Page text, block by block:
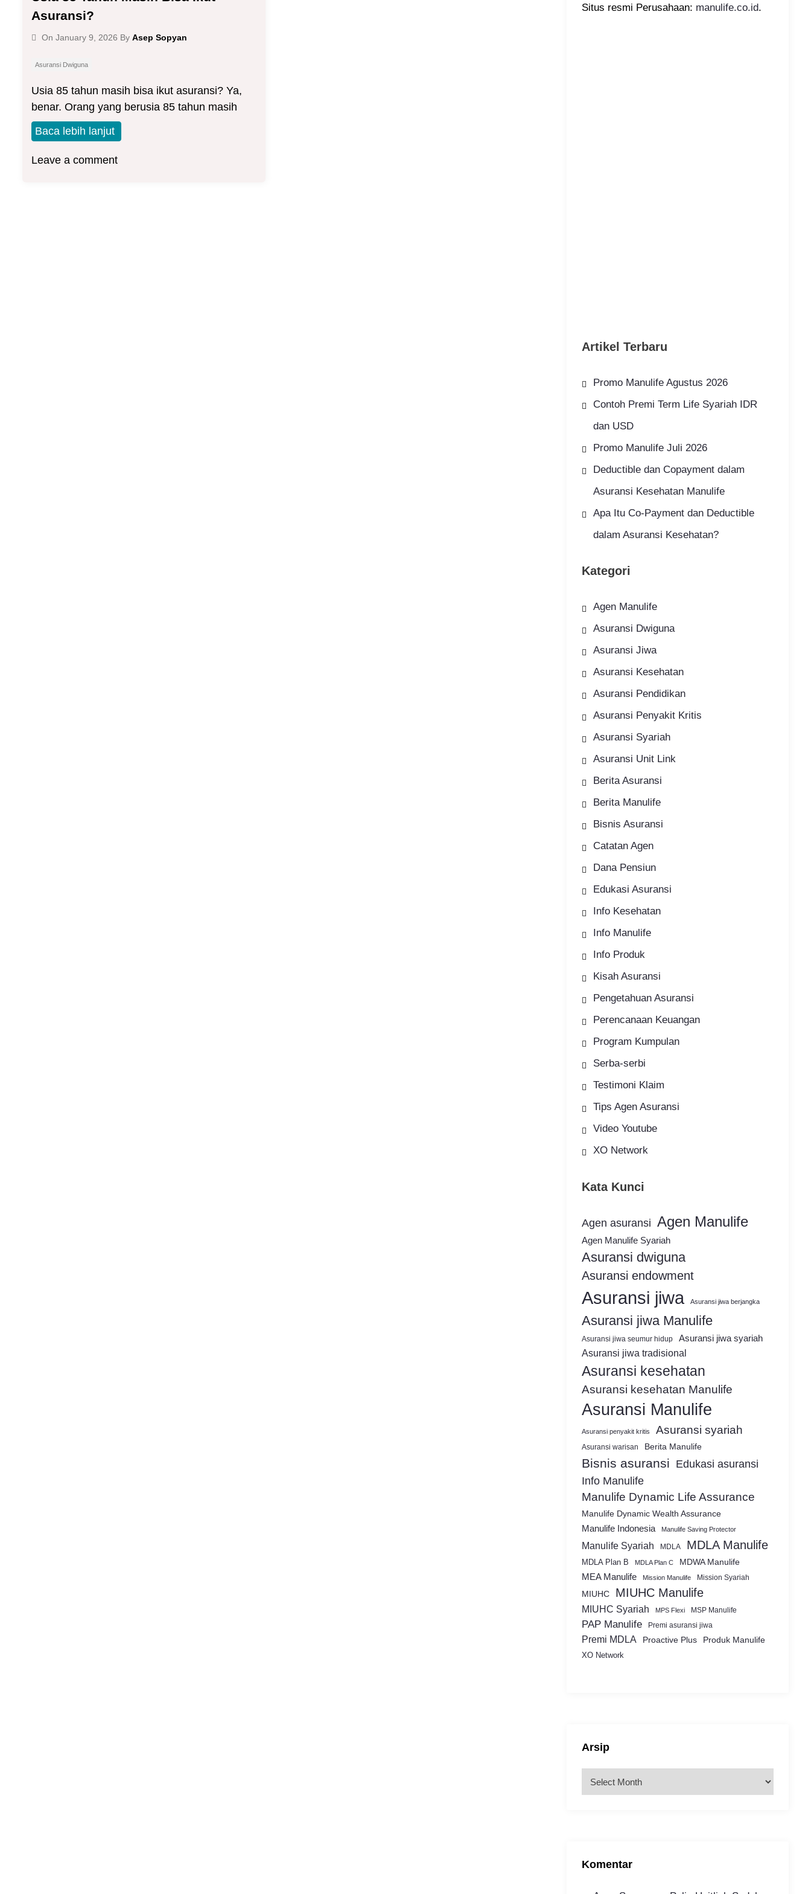
Asuransi?
On January 9, 2026 By Asep Sopyan
Asuransi Dwiguna
Usia 85 tahun masih bisa ikut asuransi? Ya,
benar. Orang yang berusia 85 tahun masih
Baca lebih lanjut
Leave a comment
Situs resmi Perusahaan: manulife.co.id.
Artikel Terbaru
Promo Manulife Agustus 2026
Contoh Premi Term Life Syariah IDR
dan USD
Promo Manulife Juli 2026
Deductible dan Copayment dalam
Asuransi Kesehatan Manulife
Apa Itu Co-Payment dan Deductible
dalam Asuransi Kesehatan?
Kategori
Agen Manulife
Asuransi Dwiguna
Asuransi Jiwa
Asuransi Kesehatan
Asuransi Pendidikan
Asuransi Penyakit Kritis
Asuransi Syariah
Asuransi Unit Link
Berita Asuransi
Berita Manulife
Bisnis Asuransi
Catatan Agen
Dana Pensiun
Edukasi Asuransi
Info Kesehatan
Info Manulife
Info Produk
Kisah Asuransi
Pengetahuan Asuransi
Perencanaan Keuangan
Program Kumpulan
Serba-serbi
Testimoni Klaim
Tips Agen Asuransi
Video Youtube
XO Network
Kata Kunci
Agen asuransi Agen Manulife
Agen Manulife Syariah
Asuransi dwiguna
Asuransi endowment
Asuransi jiwa Asuransi jiwa berjangka
Asuransi jiwa Manulife
Asuransi jiwa seumur hidup Asuransi jiwa syariah
Asuransi jiwa tradisional
Asuransi kesehatan
Asuransi kesehatan Manulife
Asuransi Manulife
Asuransi penyakit kritis Asuransi syariah
Asuransi warisan Berita Manulife
Bisnis asuransi Edukasi asuransi
Info Manulife
Manulife Dynamic Life Assurance
Manulife Dynamic Wealth Assurance
Manulife Indonesia
Manulife Saving Protector
Manulife Syariah MDLA MDLA Manulife
MDLA Plan B MDLA Plan C MDWA Manulife
MEA Manulife Mission Manulife Mission Syariah
MIUHC MIUHC Manulife
MIUHC Syariah MPS Flexi MSP Manulife
PAP Manulife Premi asuransi jiwa
Premi MDLA Proactive Plus Produk Manulife
XO Network
Arsip
Komentar